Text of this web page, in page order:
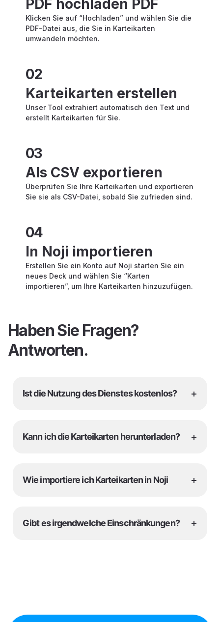
PDF hochladen PDF
Klicken Sie auf “Hochladen” und wählen Sie die
PDF-Datei aus, die Sie in Karteikarten
umwandeln möchten.
02
Karteikarten erstellen
Unser Tool extrahiert automatisch den Text und
erstellt Karteikarten für Sie.
03
Als CSV exportieren
Überprüfen Sie Ihre Karteikarten und exportieren
Sie sie als CSV-Datei, sobald Sie zufrieden sind.
04
In Noji importieren
Erstellen Sie ein Konto auf Noji starten Sie ein
neues Deck und wählen Sie “Karten
importieren”, um Ihre Karteikarten hinzuzufügen.
Haben Sie Fragen?
Antworten.
Ist die Nutzung des Dienstes kostenlos? +
Kann ich die Karteikarten herunterladen? +
Wie importiere ich Karteikarten in Noji +
Gibt es irgendwelche Einschränkungen? +